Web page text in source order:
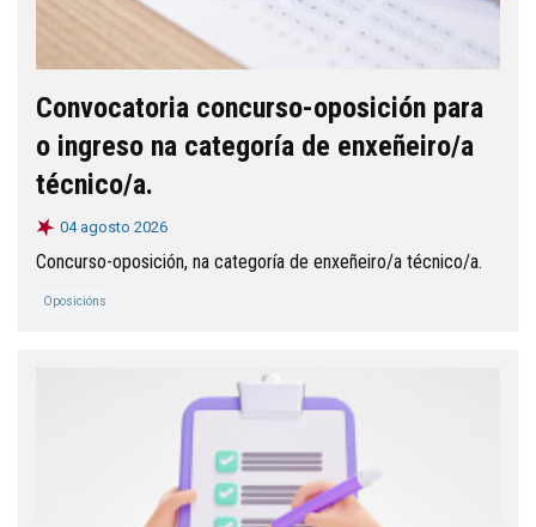
Convocatoria concurso-oposición para
o ingreso na categoría de enxeñeiro/a
técnico/a.
04 agosto 2026
Concurso-oposición, na categoría de enxeñeiro/a técnico/a.
Oposicións